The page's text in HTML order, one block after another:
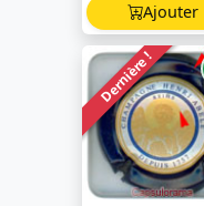
Ajouter
Dernière !